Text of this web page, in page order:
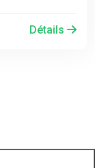
Détails